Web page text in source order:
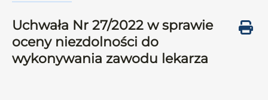
Uchwała Nr 27/2022 w sprawie
oceny niezdolności do
wykonywania zawodu lekarza